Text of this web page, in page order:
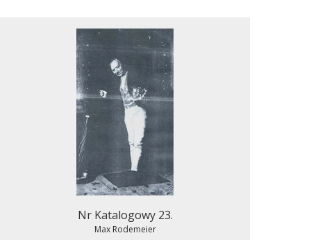
Nr Katalogowy 23.
Max Rodemeier